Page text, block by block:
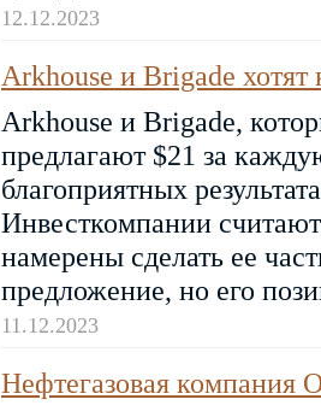
12.12.2023
Arkhouse и Brigade хотят
Arkhouse и Brigade,
предлагают $21 за
благоприятных
Инвесткомпании
намерены сделать ее
предложение, но его
11.12.2023
Нефтегазовая компания